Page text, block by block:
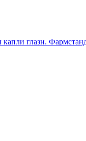
глазн.